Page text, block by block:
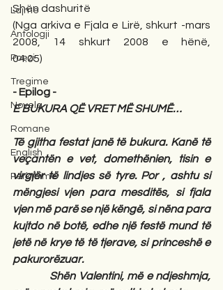
Lajme
Antologji
Poezi
Tregime
Novela
Romane
English
Përkthime
Shën dashuritë
(Nga arkiva e Fjala e Lirë, shkurt -mars
2008, 14 shkurt 2008 e hënë,
04:05)
- Epilog -
E BUKURA QË VRET MË SHUMË…
Të gjitha festat janë të bukura. Kanë të
veçantën e vet, domethënien, tisin e
virgjër të lindjes së tyre. Por , ashtu si
mëngjesi vjen para mesditës, si fjala
vjen më parë se një këngë, si nëna para
kujtdo në botë, edhe një festë mund të
jetë në krye të të tjerave, si princeshë e
pakurorëzuar.
Shën Valentini, më e ndjeshmja,